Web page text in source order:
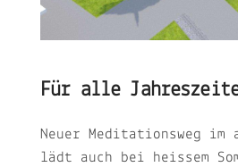
Für alle
Neuer Meditationsweg im
lädt auch bei heissem